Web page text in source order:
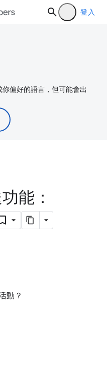
登入
偏好的語言，但可能會出
能：
動？